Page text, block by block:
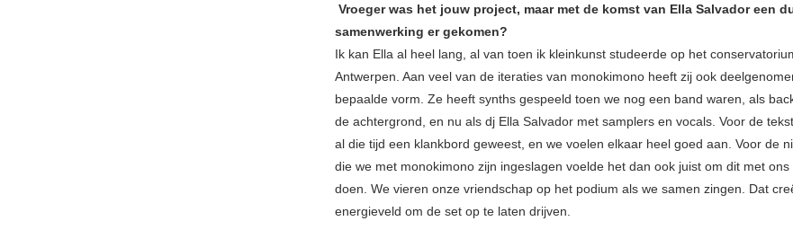
Vroeger was het jouw project, maar met de komst van Ella Salvador een
samenwerking er gekomen?
Ik kan Ella al heel lang, al van toen ik kleinkunst studeerde op het
Antwerpen. Aan veel van de iteraties van monokimono heeft zij ook
bepaalde vorm. Ze heeft synths gespeeld toen we nog een band waren, als
de achtergrond, en nu als dj Ella Salvador met samplers en vocals. Voor de
al die tijd een klankbord geweest, en we voelen elkaar heel goed aan. Voor de
die we met monokimono zijn ingeslagen voelde het dan ook juist om dit met ons
doen. We vieren onze vriendschap op het podium als we samen zingen. Dat
energieveld om de set op te laten drijven.